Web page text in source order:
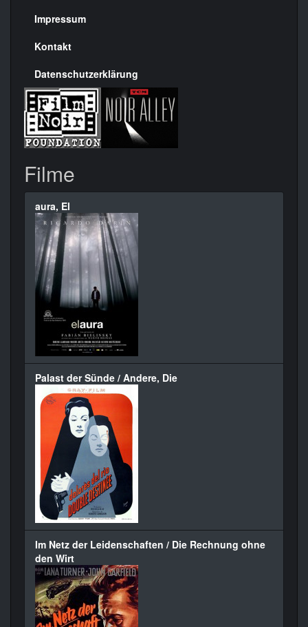
Seite
Impressum
Kontakt
Datenschutzerklärung
Filme
aura, El
Palast der Sünde / Andere, Die
Im Netz der Leidenschaften / Die Rechnung ohne
den Wirt